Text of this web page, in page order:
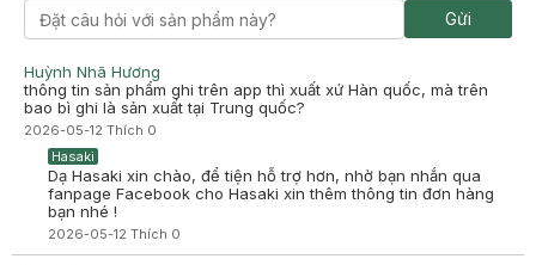
Gửi
Huỳnh Nhã Hương
thông tin sản phẩm ghi trên app thì xuất xứ Hàn quốc, mà trên
bao bì ghi là sản xuất tại Trung quốc?
2026-05-12 Thích 0
Hasaki
Dạ Hasaki xin chào, để tiện hỗ trợ hơn, nhờ bạn nhắn qua
fanpage Facebook cho Hasaki xin thêm thông tin đơn hàng
bạn nhé !
2026-05-12 Thích 0